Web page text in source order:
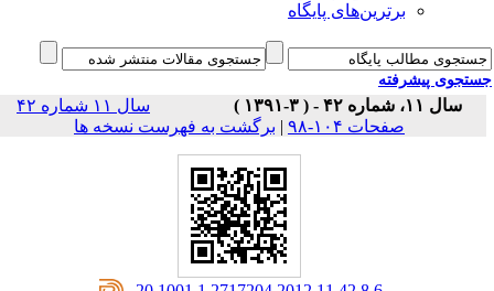
برترین‌های پایگاه
پیشرفته
سال ۱۱، شماره ۴۲ - ( ۳-۱۳۹۱ )
سال ۱۱ شماره ۴۲
صفحات ۱۰۴-۹۸
|برگشت به فهرست نسخه ها